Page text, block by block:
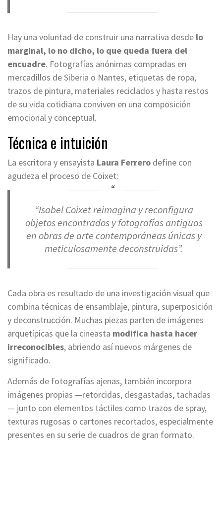
Hay una voluntad de construir una narrativa desde lo
marginal, lo no dicho, lo que queda fuera del
encuadre. Fotografías anónimas compradas en
mercadillos de Siberia o Nantes, etiquetas de ropa,
trazos de pintura, materiales reciclados y hasta restos
de su vida cotidiana conviven en una composición
emocional y conceptual.
Técnica e intuición
La escritora y ensayista Laura Ferrero define con
agudeza el proceso de Coixet:
“Isabel Coixet reimagina y reconfigura
objetos encontrados y fotografías antiguas
en obras de arte contemporáneas únicas y
meticulosamente deconstruidas”.
Cada obra es resultado de una investigación visual que
combina técnicas de ensamblaje, pintura, superposición
y deconstrucción. Muchas piezas parten de imágenes
arquetípicas que la cineasta modifica hasta hacer
irreconocibles, abriendo así nuevos márgenes de
significado.
Además de fotografías ajenas, también incorpora
imágenes propias —retorcidas, desgastadas, tachadas
— junto con elementos táctiles como trazos de spray,
texturas rugosas o cartones recortados, especialmente
presentes en su serie de cuadros de gran formato.